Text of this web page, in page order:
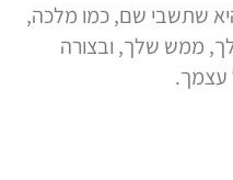
שתשבי שם, כמו מלכה,
ממש שלך, ובצורה
עצמך.